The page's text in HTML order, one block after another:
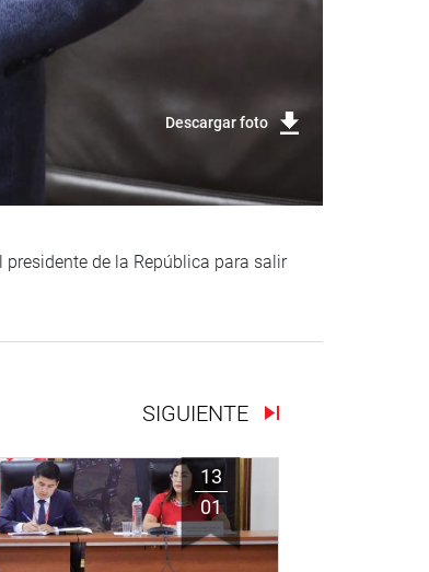
Descargar foto
de la República para salir
SIGUIENTE
13
01